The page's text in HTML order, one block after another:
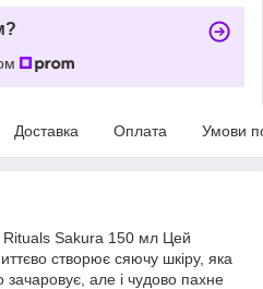
Доставка Оплата Умови
Rituals Sakura 150 мл Цей
створює сяючу шкіру, яка
але і чудово пахне